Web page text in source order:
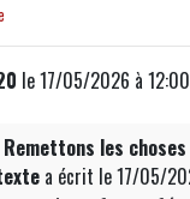
le 17/05/2026 à 12:00
Remettons les
a écrit le 17/05/